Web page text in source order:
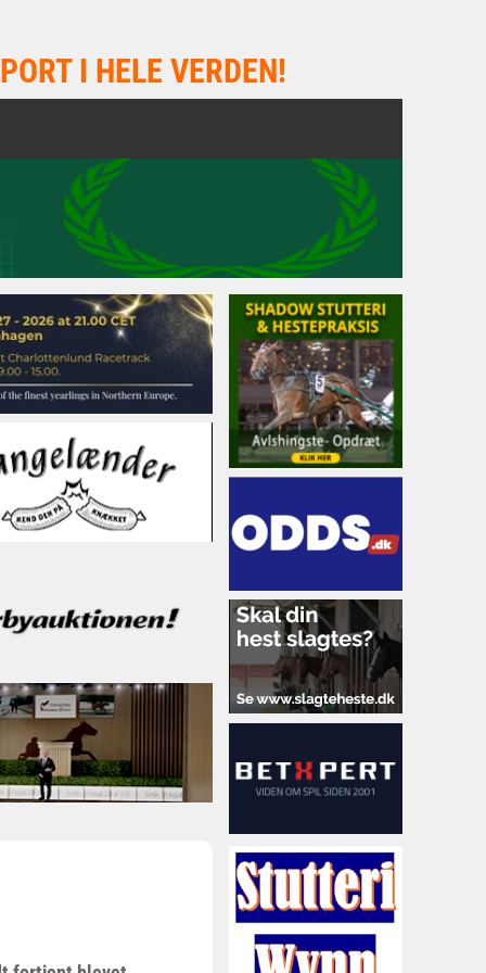
I HELE VERDEN!